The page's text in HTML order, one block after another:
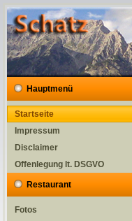
Hauptmenü
Startseite
Impressum
Disclaimer
Offenlegung lt. DSGVO
Restaurant
Fotos